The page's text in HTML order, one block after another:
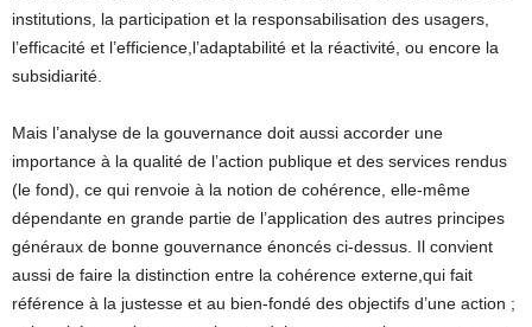
institutions, la participation et la responsabilisation des usagers,
l’efficacité et l’efficience,l’adaptabilité et la réactivité, ou encore la
subsidiarité.
Mais l’analyse de la gouvernance doit aussi accorder une
importance à la qualité de l’action publique et des services rendus
(le fond), ce qui renvoie à la notion de cohérence, elle-même
dépendante en grande partie de l’application des autres principes
généraux de bonne gouvernance énoncés ci-dessus. Il convient
aussi de faire la distinction entre la cohérence externe,qui fait
référence à la justesse et au bien-fondé des objectifs d’une action ;